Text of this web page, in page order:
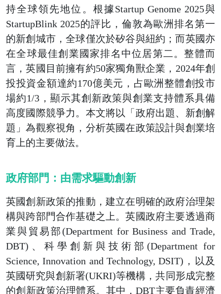
持全球領先地位。根據Startup Genome 2025與
StartupBlink 2025的評比，倫敦為歐洲排名第一
的新創城市，全球僅次於矽谷與紐約；而英國亦
在全球最佳創業國家排名中位居第二。整體而
言，英國目前擁有約50家獨角獸企業，2024年創
投投資金額達約170億美元，占歐洲整體創投市
場約1/3，顯示其創新政策與創業支持體系具備
高度國際競爭力。本文將以「政府出題、新創解
題」為觀察視角，分析英國在政策設計與創業培
育上的主要做法。
政府部門：由需求驅動創新
英國創新政策的推動，建立在明確的政府治理架
構與跨部門合作基礎之上。英國政府主要透過商
業與貿易部(Department for Business and Trade,
DBT)、科學創新與技術部(Department for
Science, Innovation and Technology, DSIT)，以及
英國研究與創新署(UKRI)等機構，共同形成完整
的創新政策治理體系。其中，DBT主要負責經濟